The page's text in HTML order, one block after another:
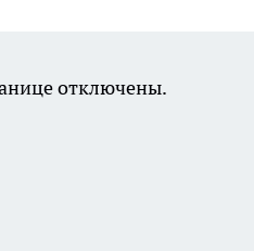
отключены.